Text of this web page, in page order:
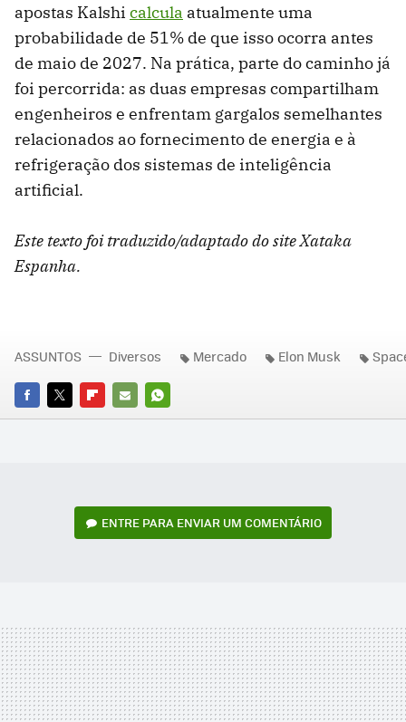
apostas Kalshi calcula atualmente uma
probabilidade de 51% de que isso ocorra antes
de maio de 2027. Na prática, parte do caminho já
foi percorrida: as duas empresas compartilham
engenheiros e enfrentam gargalos semelhantes
relacionados ao fornecimento de energia e à
refrigeração dos sistemas de inteligência
artificial.
Este texto foi traduzido/adaptado do site Xataka
Espanha.
FACEBOOK
TWITTERFLIPBOARD
E-
WHATSAPP
ASSUNTOS Diversos Mercado Elon Musk
ENTRE PARA ENVIAR UM COMENTÁRIO